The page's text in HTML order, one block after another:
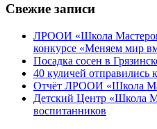
Свежие записи
ЛРООИ «Школа
конкурсе «Меняем мир
Посадка сосен в
40 куличей отправились
Отчёт ЛРООИ «Школа
Детский Центр «Школа
воспитанников